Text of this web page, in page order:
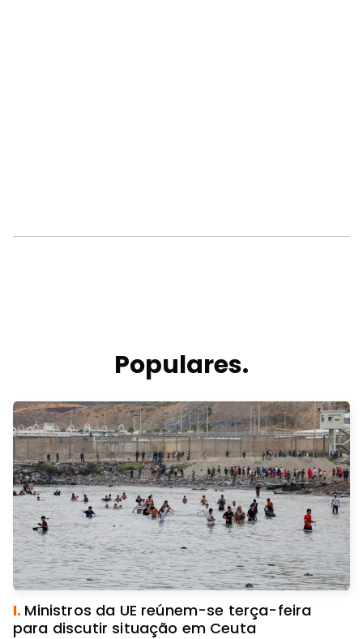
Populares.
I. Ministros da UE reúnem-se terça-feira
para discutir situação em Ceuta